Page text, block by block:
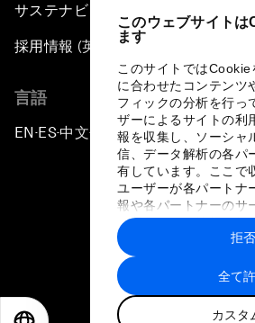
このウェブサイト
ます
このサイトでは
に合わせたコンテンツ
フィックの分析を行っ
ザーによるサイトの利
報を収集し、ソーシャ
信、データ解析の各パ
有しています。ここで
ユーザーが各パートナ
報や各パートナーのサ
に収集された情報と組
トナーによって使用さ
す。
全て
カスタ
拒否
サステナビリティへの取り組み
採用情報 (英語のみ)
言語
EN ▪ES▪中文▪ 日本語
プライバシーポリシーと
サイトマップ